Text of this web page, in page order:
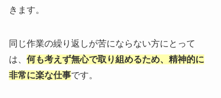
きます。
同じ作業の繰り返しが苦にならない方にとって
は、 何も考えず無心で取り組めるため、精神的に
非常に楽な仕事です。